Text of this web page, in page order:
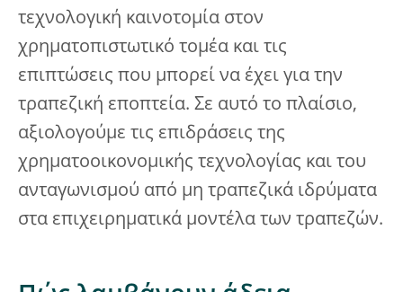
τεχνολογική καινοτομία στον
χρηματοπιστωτικό τομέα και τις
επιπτώσεις που μπορεί να έχει για την
τραπεζική εποπτεία. Σε αυτό το πλαίσιο,
αξιολογούμε τις επιδράσεις της
χρηματοοικονομικής τεχνολογίας και του
ανταγωνισμού από μη τραπεζικά ιδρύματα
στα επιχειρηματικά μοντέλα των τραπεζών.